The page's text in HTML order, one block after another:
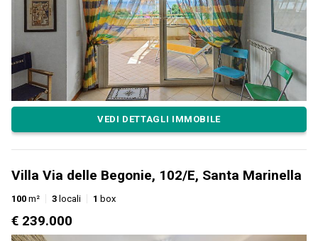
VEDI DETTAGLI IMMOBILE
Villa Via delle Begonie, 102/E, Santa Marinella
100 m² 3 locali 1 box
€ 239.000